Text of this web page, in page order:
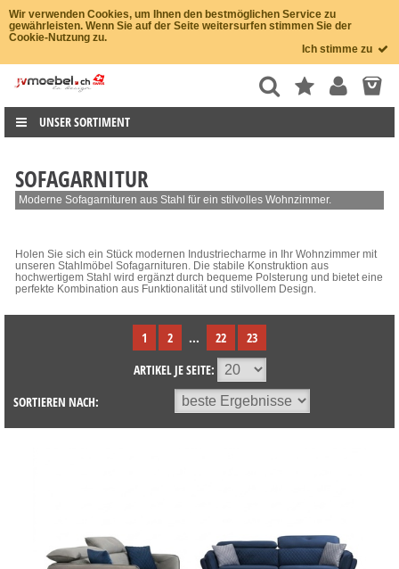
Wir verwenden Cookies, um Ihnen den bestmöglichen Service zu
gewährleisten. Wenn Sie auf der Seite weitersurfen stimmen Sie der
Cookie-Nutzung zu.
Ich stimme zu
UNSER SORTIMENT
SOFAGARNITUR
Moderne Sofagarnituren aus Stahl für ein stilvolles Wohnzimmer.
Holen Sie sich ein Stück modernen Industriecharme in Ihr Wohnzimmer mit
unseren Stahlmöbel Sofagarnituren. Die stabile Konstruktion aus
hochwertigem Stahl wird ergänzt durch bequeme Polsterung und bietet eine
perfekte Kombination aus Funktionalität und stilvollem Design.
1 2 ... 22
23
ARTIKEL JE SEITE:
SORTIEREN NACH: